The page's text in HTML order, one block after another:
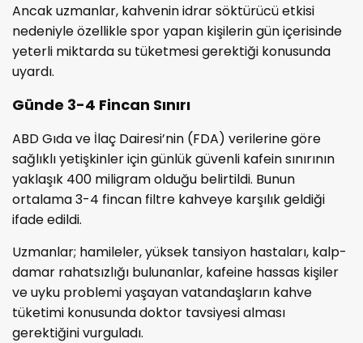
Ancak uzmanlar, kahvenin idrar söktürücü etkisi
nedeniyle özellikle spor yapan kişilerin gün içerisinde
yeterli miktarda su tüketmesi gerektiği konusunda
uyardı.
Günde 3-4 Fincan Sınırı
ABD Gıda ve İlaç Dairesi’nin (FDA) verilerine göre
sağlıklı yetişkinler için günlük güvenli kafein sınırının
yaklaşık 400 miligram olduğu belirtildi. Bunun
ortalama 3-4 fincan filtre kahveye karşılık geldiği
ifade edildi.
Uzmanlar; hamileler, yüksek tansiyon hastaları, kalp-
damar rahatsızlığı bulunanlar, kafeine hassas kişiler
ve uyku problemi yaşayan vatandaşların kahve
tüketimi konusunda doktor tavsiyesi alması
gerektiğini vurguladı.